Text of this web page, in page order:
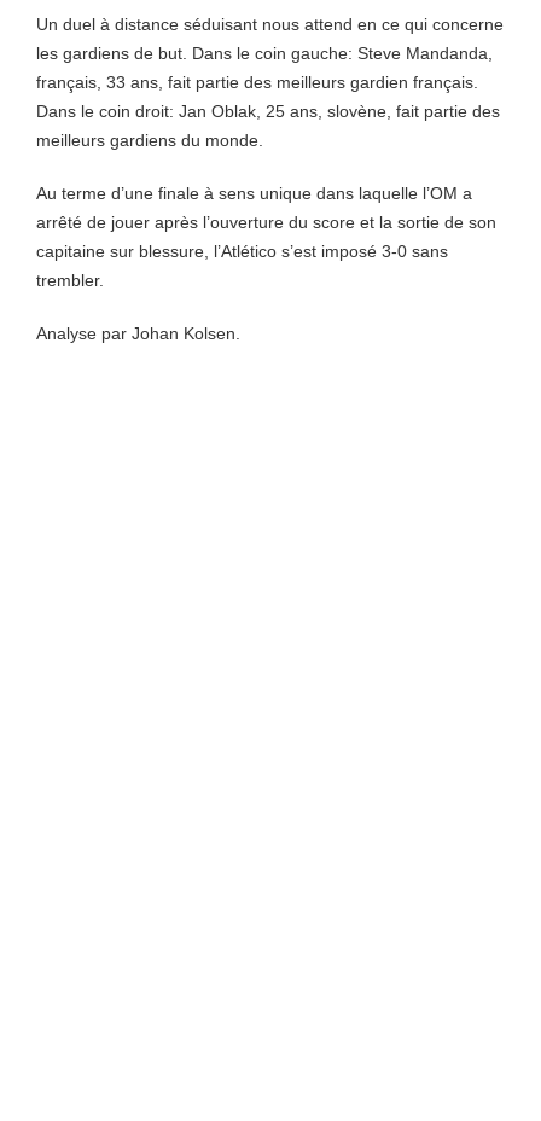
Un duel à distance séduisant nous attend en ce qui concerne
les gardiens de but. Dans le coin gauche: Steve Mandanda,
français, 33 ans, fait partie des meilleurs gardien français.
Dans le coin droit: Jan Oblak, 25 ans, slovène, fait partie des
meilleurs gardiens du monde.
Au terme d’une finale à sens unique dans laquelle l’OM a
arrêté de jouer après l’ouverture du score et la sortie de son
capitaine sur blessure, l’Atlético s’est imposé 3-0 sans
trembler.
Analyse par Johan Kolsen.